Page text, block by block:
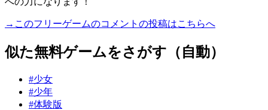
→このフリーゲームのコメントの投稿はこちらへ
似た無料ゲームをさがす（自動）
#少女
#少年
#体験版